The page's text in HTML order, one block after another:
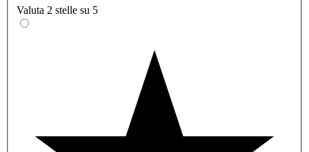
Valuta 2 stelle su 5